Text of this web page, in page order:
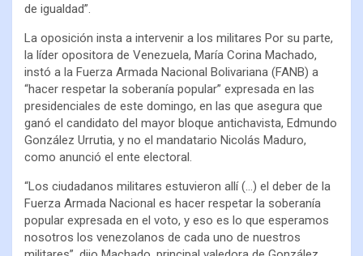
de igualdad”.
La oposición insta a intervenir a los militares Por su parte,
la líder opositora de Venezuela, María Corina Machado,
instó a la Fuerza Armada Nacional Bolivariana (FANB) a
“hacer respetar la soberanía popular” expresada en las
presidenciales de este domingo, en las que asegura que
ganó el candidato del mayor bloque antichavista, Edmundo
González Urrutia, y no el mandatario Nicolás Maduro,
como anunció el ente electoral.
“Los ciudadanos militares estuvieron allí (…) el deber de la
Fuerza Armada Nacional es hacer respetar la soberanía
popular expresada en el voto, y eso es lo que esperamos
nosotros los venezolanos de cada uno de nuestros